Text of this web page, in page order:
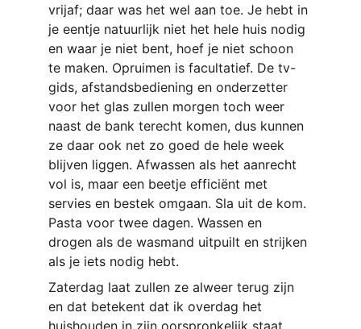
vrijaf; daar was het wel aan toe. Je hebt in
je eentje natuurlijk niet het hele huis nodig
en waar je niet bent, hoef je niet schoon
te maken. Opruimen is facultatief. De tv-
gids, afstandsbediening en onderzetter
voor het glas zullen morgen toch weer
naast de bank terecht komen, dus kunnen
ze daar ook net zo goed de hele week
blijven liggen. Afwassen als het aanrecht
vol is, maar een beetje efficiënt met
servies en bestek omgaan. Sla uit de kom.
Pasta voor twee dagen. Wassen en
drogen als de wasmand uitpuilt en strijken
als je iets nodig hebt.
Zaterdag laat zullen ze alweer terug zijn
en dat betekent dat ik overdag het
huishouden in zijn oorspronkelijk staat